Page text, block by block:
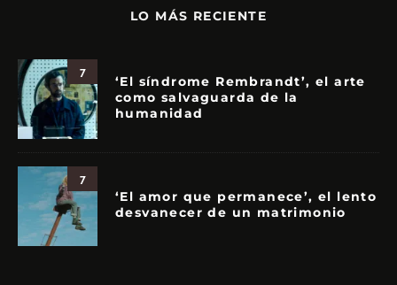
LO MÁS RECIENTE
7
‘El síndrome Rembrandt’, el arte
como salvaguarda de la
humanidad
7
‘El amor que permanece’, el lento
desvanecer de un matrimonio